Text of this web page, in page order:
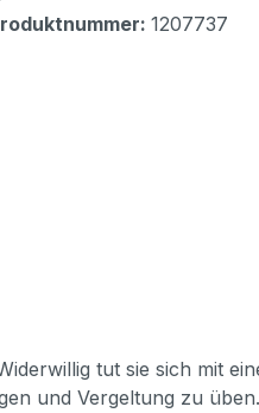
1207737
tut sie sich mit
und Vergeltung zu üben.